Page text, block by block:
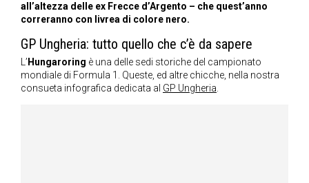
all’altezza delle ex Frecce d’Argento – che quest’anno
correranno con livrea di colore nero.
GP Ungheria: tutto quello che c’è da sapere
L’ Hungaroring è una delle sedi storiche del campionato
mondiale di Formula 1. Queste, ed altre chicche, nella nostra
consueta infografica dedicata al GP Ungheria.